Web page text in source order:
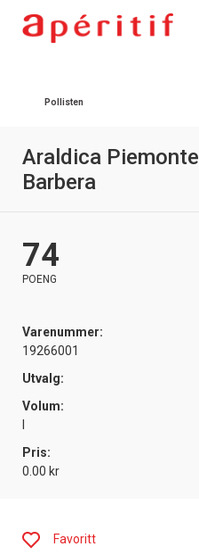
Pollisten
Araldica Piemonte
Barbera
74
POENG
Varenummer:
19266001
Utvalg:
Volum:
Pris:
0.00 kr
Favoritt